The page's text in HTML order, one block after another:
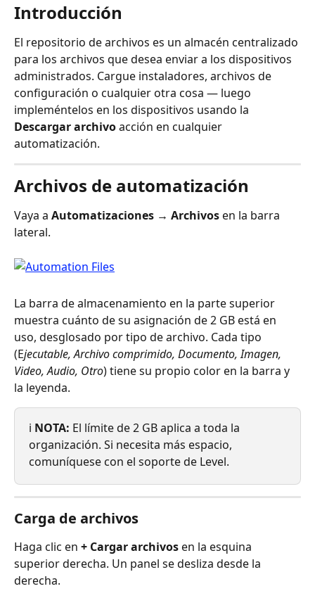
Introducción
El repositorio de archivos es un almacén centralizado
para los archivos que desea enviar a los dispositivos
administrados. Cargue instaladores, archivos de
configuración o cualquier otra cosa — luego
impleméntelos en los dispositivos usando la
Descargar archivo acción en cualquier
automatización.
Archivos de automatización
Vaya a Automatizaciones → Archivos en la barra
lateral.
La barra de almacenamiento en la parte superior
muestra cuánto de su asignación de 2 GB está en
uso, desglosado por tipo de archivo. Cada tipo
(Ejecutable, Archivo comprimido, Documento, Imagen,
Video, Audio, Otro) tiene su propio color en la barra y
la leyenda.
ℹ️ NOTA: El límite de 2 GB aplica a toda la
organización. Si necesita más espacio,
comuníquese con el soporte de Level.
Carga de archivos
Haga clic en + Cargar archivos en la esquina
superior derecha. Un panel se desliza desde la
derecha.